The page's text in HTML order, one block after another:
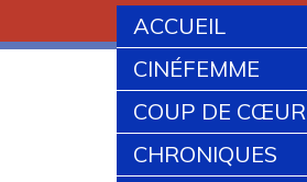
ACCUEIL
CINÉFEMME
COUP DE CŒUR
CHRONIQUES